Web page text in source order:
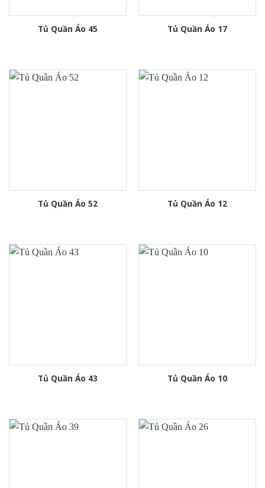
Tủ Quần Áo 45 Tủ Quần Áo 17
Tủ Quần Áo 52 Tủ Quần Áo 12
Tủ Quần Áo 43 Tủ Quần Áo 10